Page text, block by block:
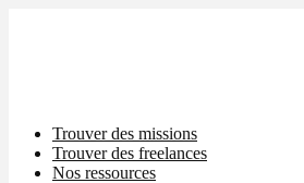
Trouver des missions
Trouver des freelances
Nos ressources